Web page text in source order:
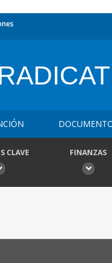
CLAVE FINANZAS